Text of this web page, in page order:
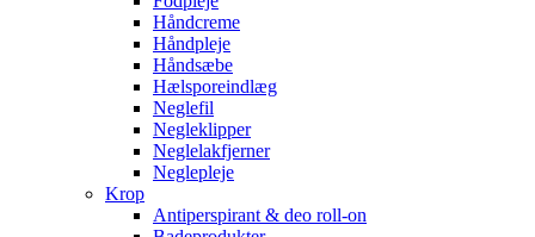
Håndcreme
Håndpleje
Håndsæbe
Hælsporeindlæg
Neglefil
Negleklipper
Neglelakfjerner
Neglepleje
Krop
Antiperspirant & deo roll-on